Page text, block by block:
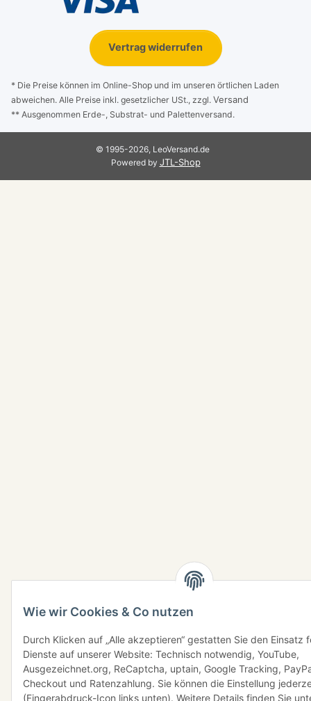
Wie wir Cookies & Co nutzen
Durch Klicken auf „Alle akzeptieren“ gestatten Sie den Einsatz
Dienste auf unserer Website: Technisch notwendig, YouTube,
Ausgezeichnet.org, ReCaptcha, uptain, Google Tracking,
Checkout und Ratenzahlung. Sie können die Einstellung
(Fingerabdruck-Icon links unten). Weitere Details finden Sie
Vertrag widerrufen
* Die Preise können im Online-Shop und im unseren örtlichen Laden
abweichen. Alle Preise inkl. gesetzlicher USt., zzgl. Versand
** Ausgenommen Erde-, Substrat- und Palettenversand.
© 1995-2026, LeoVersand.de
Powered by JTL-Shop